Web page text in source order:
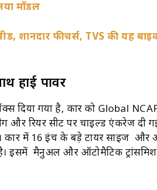
मॉडल
शानदार फीचर्स, TVS की यह
हाई पावर
दिया गया है, कार को Global
और रियर सीट पर चाइल्ड एंकरेज दी
कार में 16 इंच के बड़े टायर साइज और
इसमें मैनुअल और ऑटोमैटिक